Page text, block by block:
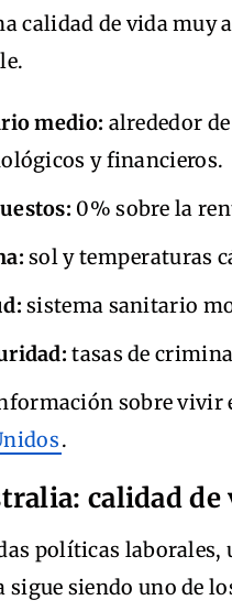
calidad de vida muy
medio: alrededor
y financieros.
0% sobre la
sol y temperaturas
sistema sanitario
tasas de
sobre vivir
.
calidad
políticas laborales,
sigue siendo uno de